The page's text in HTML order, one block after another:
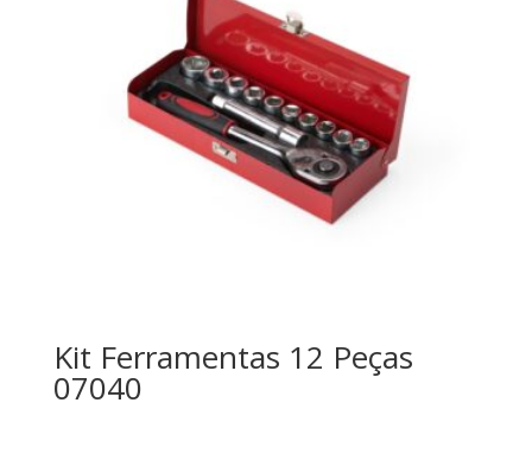
Kit Ferramentas 12 Peças
07040